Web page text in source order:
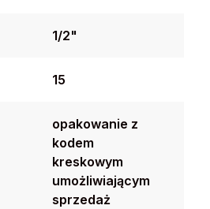
1/2"
15
opakowanie z
kodem
kreskowym
umożliwiającym
sprzedaż